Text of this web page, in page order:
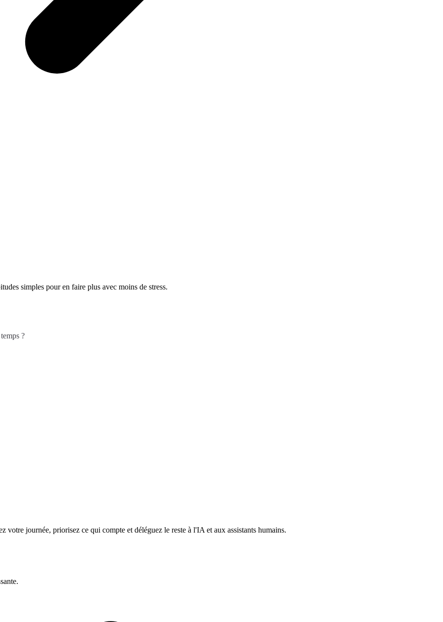
simples pour en faire plus avec moins de stress.
?
journée, priorisez ce qui compte et déléguez le reste à l'IA et aux assistants humains.